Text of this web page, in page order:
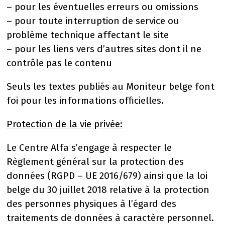
– pour les éventuelles erreurs ou omissions
– pour toute interruption de service ou
problème technique affectant le site
– pour les liens vers d’autres sites dont il ne
contrôle pas le contenu
Seuls les textes publiés au Moniteur belge font
foi pour les informations officielles.
Protection de la vie privée:
Le Centre Alfa s’engage à respecter le
Règlement général sur la protection des
données (RGPD – UE 2016/679) ainsi que la loi
belge du 30 juillet 2018 relative à la protection
des personnes physiques à l’égard des
traitements de données à caractère personnel.